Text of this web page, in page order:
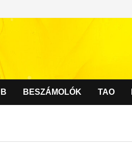
BESZÁMOLÓK TAO